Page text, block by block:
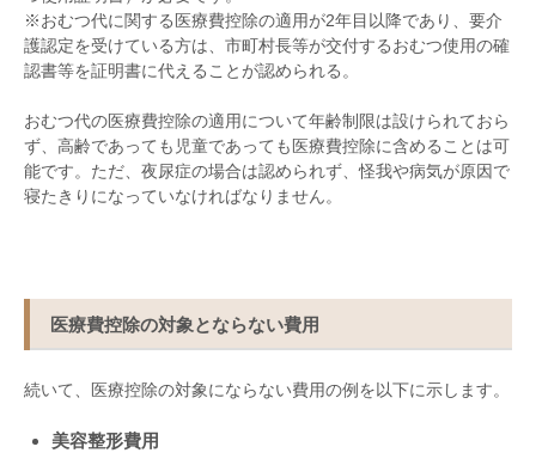
※おむつ代に関する医療費控除の適用が2年目以降であり、要介
護認定を受けている方は、市町村長等が交付するおむつ使用の確
認書等を証明書に代えることが認められる。
おむつ代の医療費控除の適用について年齢制限は設けられておら
ず、高齢であっても児童であっても医療費控除に含めることは可
能です。ただ、夜尿症の場合は認められず、怪我や病気が原因で
寝たきりになっていなければなりません。
医療費控除の対象とならない費用
続いて、医療控除の対象にならない費用の例を以下に示します。
美容整形費用